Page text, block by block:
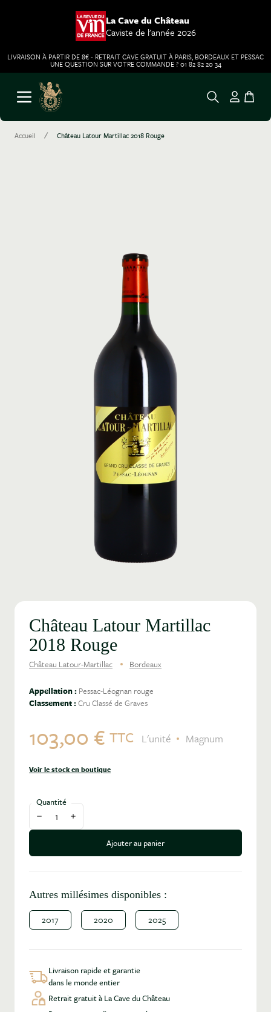
La Cave du Château
Caviste de l'année 2026
LIVRAISON À PARTIR DE 8€ - RETRAIT CAVE GRATUIT À PARIS, BORDEAUX ET PESSAC
UNE QUESTION SUR VOTRE COMMANDE ? 01 82 82 20 34
Aller au contenu
Ouvrir le menu
Accueil / Château Latour Martillac 2018 Rouge
Château Latour Martillac
2018 Rouge
Château Latour-Martillac Bordeaux
Appellation : Pessac-Léognan rouge
Classement :Cru Classé de Graves
103,00 € TTC L'unité Magnum
Voir le stock en boutique
Quantité
Diminuer la quantité
Augmenter la quantité
Ajouter au panier
Autres millésimes disponibles :
2017 2020 2025
Livraison rapide et garantie
dans le monde entier
Retrait gratuit à La Cave du Château